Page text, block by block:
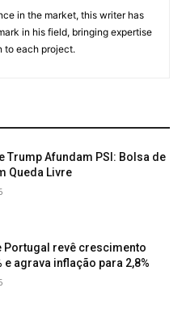
in the market, this writer has
in his field, bringing expertise
to each project.
Trump Afundam PSI: Bolsa de
Queda Livre
Portugal revê crescimento
e agrava inflação para 2,8%